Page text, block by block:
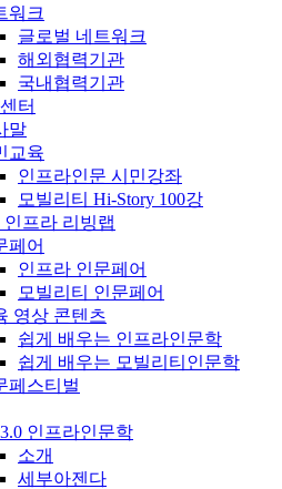
워크
글로벌 네트워크
해외협력기관
국내협력기관
터
말
교육
인프라인문 시민강좌
모빌리티 Hi-Story 100강
프라 리빙랩
페어
인프라 인문페어
모빌리티 인문페어
영상 콘텐츠
쉽게 배우는 인프라인문학
쉽게 배우는 모빌리티인문학
페스티벌
인프라인문학
소개
세부아젠다